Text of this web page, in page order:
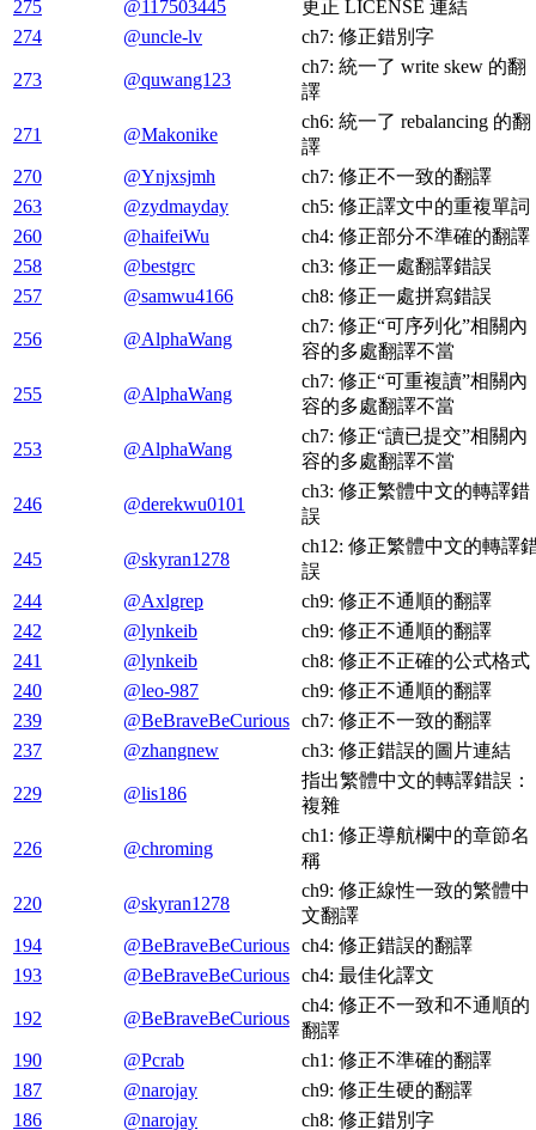
275
@117503445
更正 LICENSE 連結
274
@uncle-lv ch7: 修正錯別字
273 @quwang123
ch7: 統一了 write skew 的翻
譯
271 @Makonike
ch6: 統一了 rebalancing 的翻
譯
270
@Ynjxsjmh
ch7: 修正不一致的翻譯
263
@zydmayday
ch5: 修正譯文中的重複單詞
260
@haifeiWu
ch4: 修正部分不準確的翻譯
258
@bestgrc
ch3: 修正一處翻譯錯誤
257
@samwu4166 ch8: 修正一處拼寫錯誤
256 @AlphaWang
ch7: 修正“可序列化”相關內
容的多處翻譯不當
255 @AlphaWang
ch7: 修正“可重複讀”相關內
容的多處翻譯不當
253 @AlphaWang
ch7: 修正“讀已提交”相關內
容的多處翻譯不當
246 @derekwu0101
ch3: 修正繁體中文的轉譯錯
誤
245 @skyran1278
ch12: 修正繁體中文的轉譯
誤
244
@Axlgrep
ch9: 修正不通順的翻譯
242
@lynkeib
ch9: 修正不通順的翻譯
241
@lynkeib
ch8: 修正不正確的公式格式
240
@leo-987
ch9: 修正不通順的翻譯
239
@BeBraveBeCurious ch7: 修正不一致的翻譯
237
@zhangnew ch3: 修正錯誤的圖片連結
229 @lis186
指出繁體中文的轉譯錯誤：
複雜
226 @chroming
ch1: 修正導航欄中的章節名
稱
220 @skyran1278
ch9: 修正線性一致的繁體中
文翻譯
194
@BeBraveBeCurious ch4: 修正錯誤的翻譯
193
@BeBraveBeCurious ch4: 最佳化譯文
192 @BeBraveBeCurious
ch4: 修正不一致和不通順的
翻譯
190
@Pcrab
ch1: 修正不準確的翻譯
187
@narojay
ch9: 修正生硬的翻譯
186
@narojay
ch8: 修正錯別字